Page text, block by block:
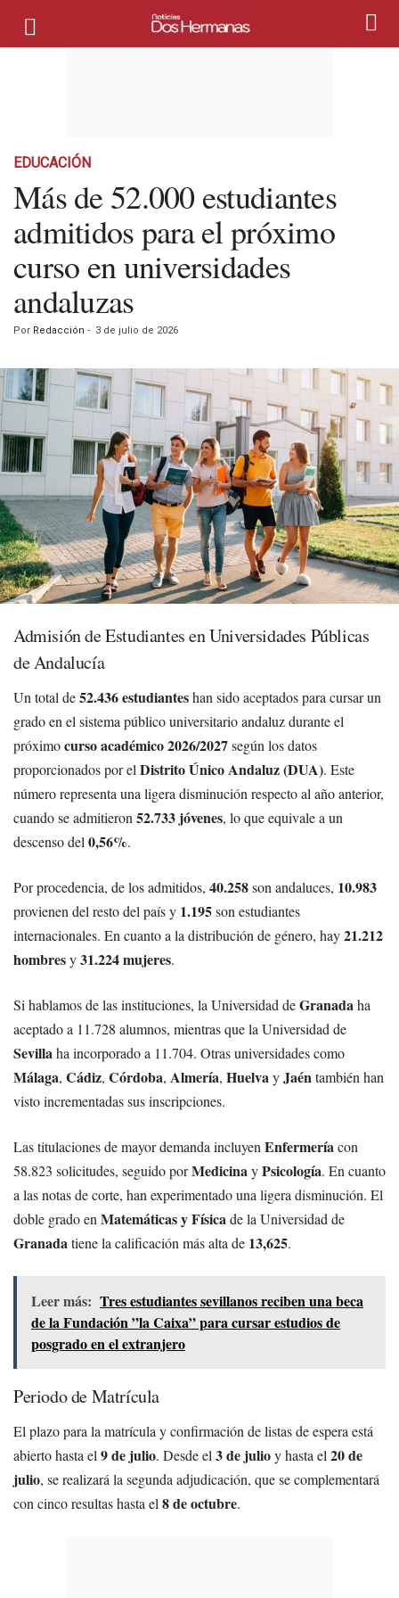
EDUCACIÓN
Más de 52.000 estudiantes
admitidos para el próximo
curso en universidades
andaluzas
Por Redacción - 3 de julio de 2026
Admisión de Estudiantes en Universidades Públicas
de Andalucía
Un total de52.436 estudianteshan sido aceptados para cursar un
grado en el sistema público universitario andaluz durante el
próximocurso académico 2026/2027según los datos
proporcionados por el Distrito Único Andaluz (DUA). Este
número representa una ligera disminución respecto al año anterior,
cuando se admitieron 52.733 jóvenes, lo que equivale a un
descenso del 0,56%.
Por procedencia, de los admitidos, 40.258son andaluces, 10.983
provienen del resto del país y 1.195son estudiantes
internacionales. En cuanto a la distribución de género, hay21.212
hombresy31.224 mujeres.
Si hablamos de las instituciones, la Universidad deGranadaha
aceptado a 11.728 alumnos, mientras que la Universidad de
Sevillaha incorporado a 11.704. Otras universidades como
Málaga, Cádiz, Córdoba, Almería, HuelvayJaéntambién han
visto incrementadas sus inscripciones.
Las titulaciones de mayor demanda incluyen Enfermeríacon
58.823 solicitudes, seguido porMedicinayPsicología. En cuanto
a las notas de corte, han experimentado una ligera disminución. El
doble grado en Matemáticas y Físicade la Universidad de
Granadatiene la calificación más alta de 13,625.
Leer más: Tres estudiantes sevillanos reciben una beca
de la Fundación ”la Caixa” para cursar estudios de
posgrado en el extranjero
Periodo de Matrícula
El plazo para la matrícula y confirmación de listas de espera está
abierto hasta el 9 de julio. Desde el 3 de julioy hasta el 20 de
julio, se realizará la segunda adjudicación, que se complementará
con cinco resultas hasta el 8 de octubre.